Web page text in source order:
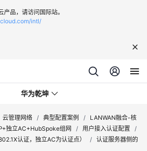
品，请访问国际站。
intl/
华为乾坤
云管理网络 / 典型配置案例 /
LANWAN融合-核
独立AC+HubSpoke组网
/ 用户接入认证配置
/
认证，独立AC为认证点）
/ 认证服务器侧的